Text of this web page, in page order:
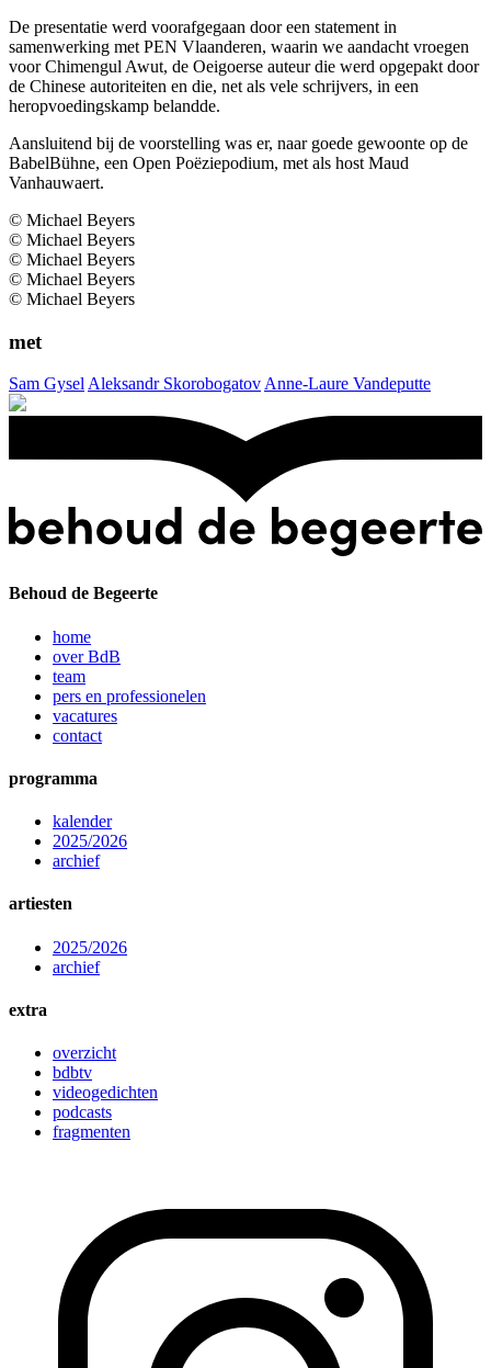
De presentatie werd voorafgegaan door een statement in
samenwerking met PEN Vlaanderen, waarin we aandacht vroegen
voor Chimengul Awut, de Oeigoerse auteur die werd opgepakt door
de Chinese autoriteiten en die, net als vele schrijvers, in een
heropvoedingskamp belandde.
Aansluitend bij de voorstelling was er, naar goede gewoonte op de
BabelBühne, een Open Poëziepodium, met als host Maud
Vanhauwaert.
© Michael Beyers
© Michael Beyers
© Michael Beyers
© Michael Beyers
© Michael Beyers
met
Sam Gysel Aleksandr Skorobogatov Anne-Laure Vandeputte
Behoud de Begeerte
home
over BdB
team
pers en professionelen
vacatures
contact
programma
kalender
2025/2026
archief
artiesten
2025/2026
archief
extra
overzicht
bdbtv
videogedichten
podcasts
fragmenten